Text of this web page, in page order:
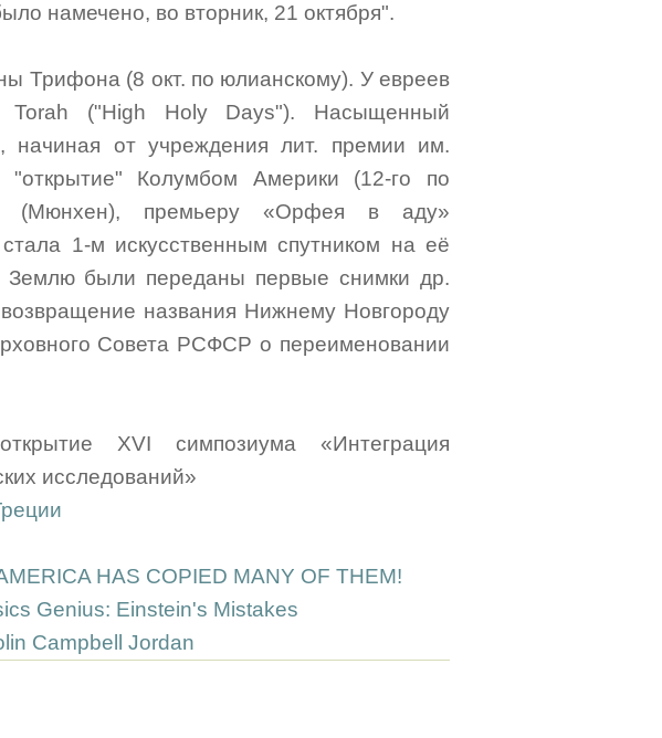
намечено, во вторник, 21 октября".
Трифона (8 окт. по юлианскому). У евреев
("High Holy Days"). Насыщенный
начиная от учреждения лит. премии им.
Колумбом Америки (12-го по
(Мюнхен), премьеру «Орфея в аду»
1-м искусственным спутником на её
были переданы первые снимки др.
названия Нижнему Новгороду
Совета РСФСР о переименовании
XVI симпозиума «Интеграция
исследований»
HAS COPIED MANY OF THEM!
Genius: Einstein's Mistakes
Campbell Jordan